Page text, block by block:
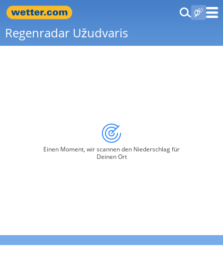
Regenradar Užudvaris
Einen Moment, wir scannen den Niederschlag für
Deinen Ort